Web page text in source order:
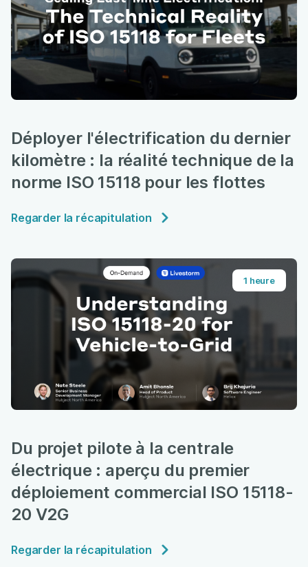
Déployer l'électrification du dernier
kilomètre : la réalité technique de la
norme ISO 15118 pour les flottes
Regarder la récapitulation
1 heure
Du projet pilote à la centrale
électrique : aperçu du premier
déploiement commercial ISO 15118-
20 V2G
Regarder la récapitulation